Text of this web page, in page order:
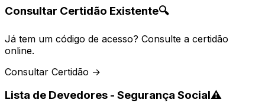
Consultar Certidão Existente🔍
Já tem um código de acesso? Consulte a certidão
online.
Consultar Certidão →
Lista de Devedores - Segurança Social⚠️